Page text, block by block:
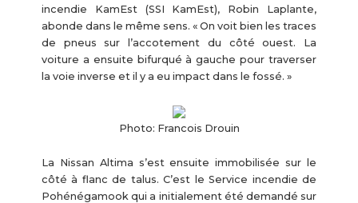
incendie KamEst (SSI KamEst), Robin Laplante,
abonde dans le même sens. « On voit bien les traces
de pneus sur l’accotement du côté ouest. La
voiture a ensuite bifurqué à gauche pour traverser
la voie inverse et il y a eu impact dans le fossé. »
Photo: Francois Drouin
La Nissan Altima s’est ensuite immobilisée sur le
côté à flanc de talus. C’est le Service incendie de
Pohénégamook qui a initialement été demandé sur